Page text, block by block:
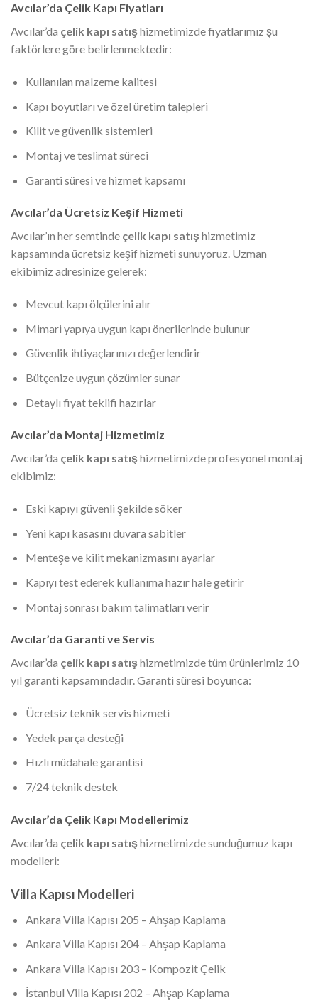
Avcılar’da Çelik Kapı Fiyatları
Avcılar’da çelik kapı satışhizmetimizde fiyatlarımız şu
faktörlere göre belirlenmektedir:
Kullanılan malzeme kalitesi
Kapı boyutları ve özel üretim talepleri
Kilit ve güvenlik sistemleri
Montaj ve teslimat süreci
Garanti süresi ve hizmet kapsamı
Avcılar’da Ücretsiz Keşif Hizmeti
Avcılar’ın her semtinde çelik kapı satışhizmetimiz
kapsamında ücretsiz keşif hizmeti sunuyoruz. Uzman
ekibimiz adresinize gelerek:
Mevcut kapı ölçülerini alır
Mimari yapıya uygun kapı önerilerinde bulunur
Güvenlik ihtiyaçlarınızı değerlendirir
Bütçenize uygun çözümler sunar
Detaylı fiyat teklifi hazırlar
Avcılar’da Montaj Hizmetimiz
Avcılar’da çelik kapı satışhizmetimizde profesyonel montaj
ekibimiz:
Eski kapıyı güvenli şekilde söker
Yeni kapı kasasını duvara sabitler
Menteşe ve kilit mekanizmasını ayarlar
Kapıyı test ederek kullanıma hazır hale getirir
Montaj sonrası bakım talimatları verir
Avcılar’da Garanti ve Servis
Avcılar’da çelik kapı satışhizmetimizde tüm ürünlerimiz 10
yıl garanti kapsamındadır. Garanti süresi boyunca:
Ücretsiz teknik servis hizmeti
Yedek parça desteği
Hızlı müdahale garantisi
7/24 teknik destek
Avcılar’da Çelik Kapı Modellerimiz
Avcılar’da çelik kapı satışhizmetimizde sunduğumuz kapı
modelleri:
Villa Kapısı Modelleri
Ankara Villa Kapısı 205 – Ahşap Kaplama
Ankara Villa Kapısı 204 – Ahşap Kaplama
Ankara Villa Kapısı 203 – Kompozit Çelik
İstanbul Villa Kapısı 202 – Ahşap Kaplama